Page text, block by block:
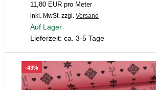
11,80 EUR pro Meter
inkl. MwSt. zzgl. Versand
Auf Lager
Lieferzeit: ca. 3-5 Tage
-43%